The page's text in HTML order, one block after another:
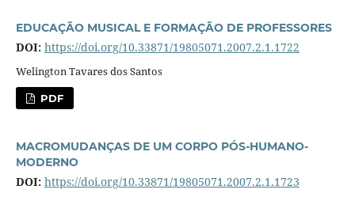
EDUCAÇÃO MUSICAL E FORMAÇÃO DE PROFESSORES
DOI: https://doi.org/10.33871/19805071.2007.2.1.1722
Welington Tavares dos Santos
PDF
MACROMUDANÇAS DE UM CORPO PÓS-HUMANO-
MODERNO
DOI: https://doi.org/10.33871/19805071.2007.2.1.1723